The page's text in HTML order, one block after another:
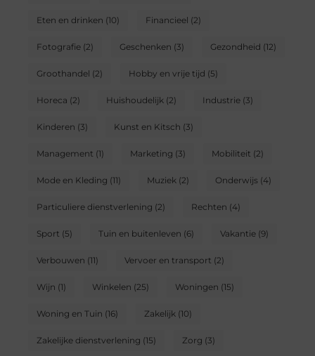
Eten en drinken (10) Financieel (2)
Fotografie(2) Geschenken (3) Gezondheid (12)
Groothandel (2) Hobby en vrije tijd (5)
Horeca (2) Huishoudelijk (2) Industrie(3)
Kinderen (3) Kunst en Kitsch (3)
Management (1) Marketing (3) Mobiliteit (2)
Mode en Kleding (11) Muziek (2) Onderwijs(4)
Particuliere dienstverlening (2) Rechten (4)
Sport (5) Tuin en buitenleven (6) Vakantie(9)
Verbouwen (11) Vervoer en transport (2)
Wijn (1) Winkelen (25) Woningen (15)
Woning en Tuin (16) Zakelijk (10)
Zakelijke dienstverlening (15) Zorg (3)